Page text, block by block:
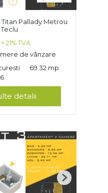
Pallady Metrou
+ 21% TVA
de vânzare
69.32 mp
detalii
Next